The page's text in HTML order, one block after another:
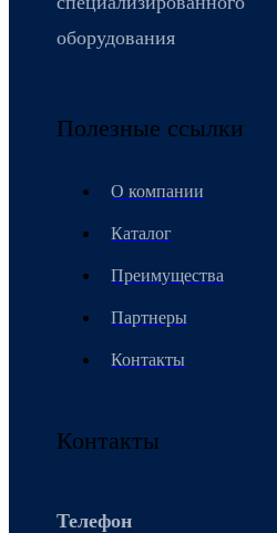
оборудования
Полезные ссылки
О компании
Каталог
Преимущества
Партнеры
Контакты
Контакты
Телефон